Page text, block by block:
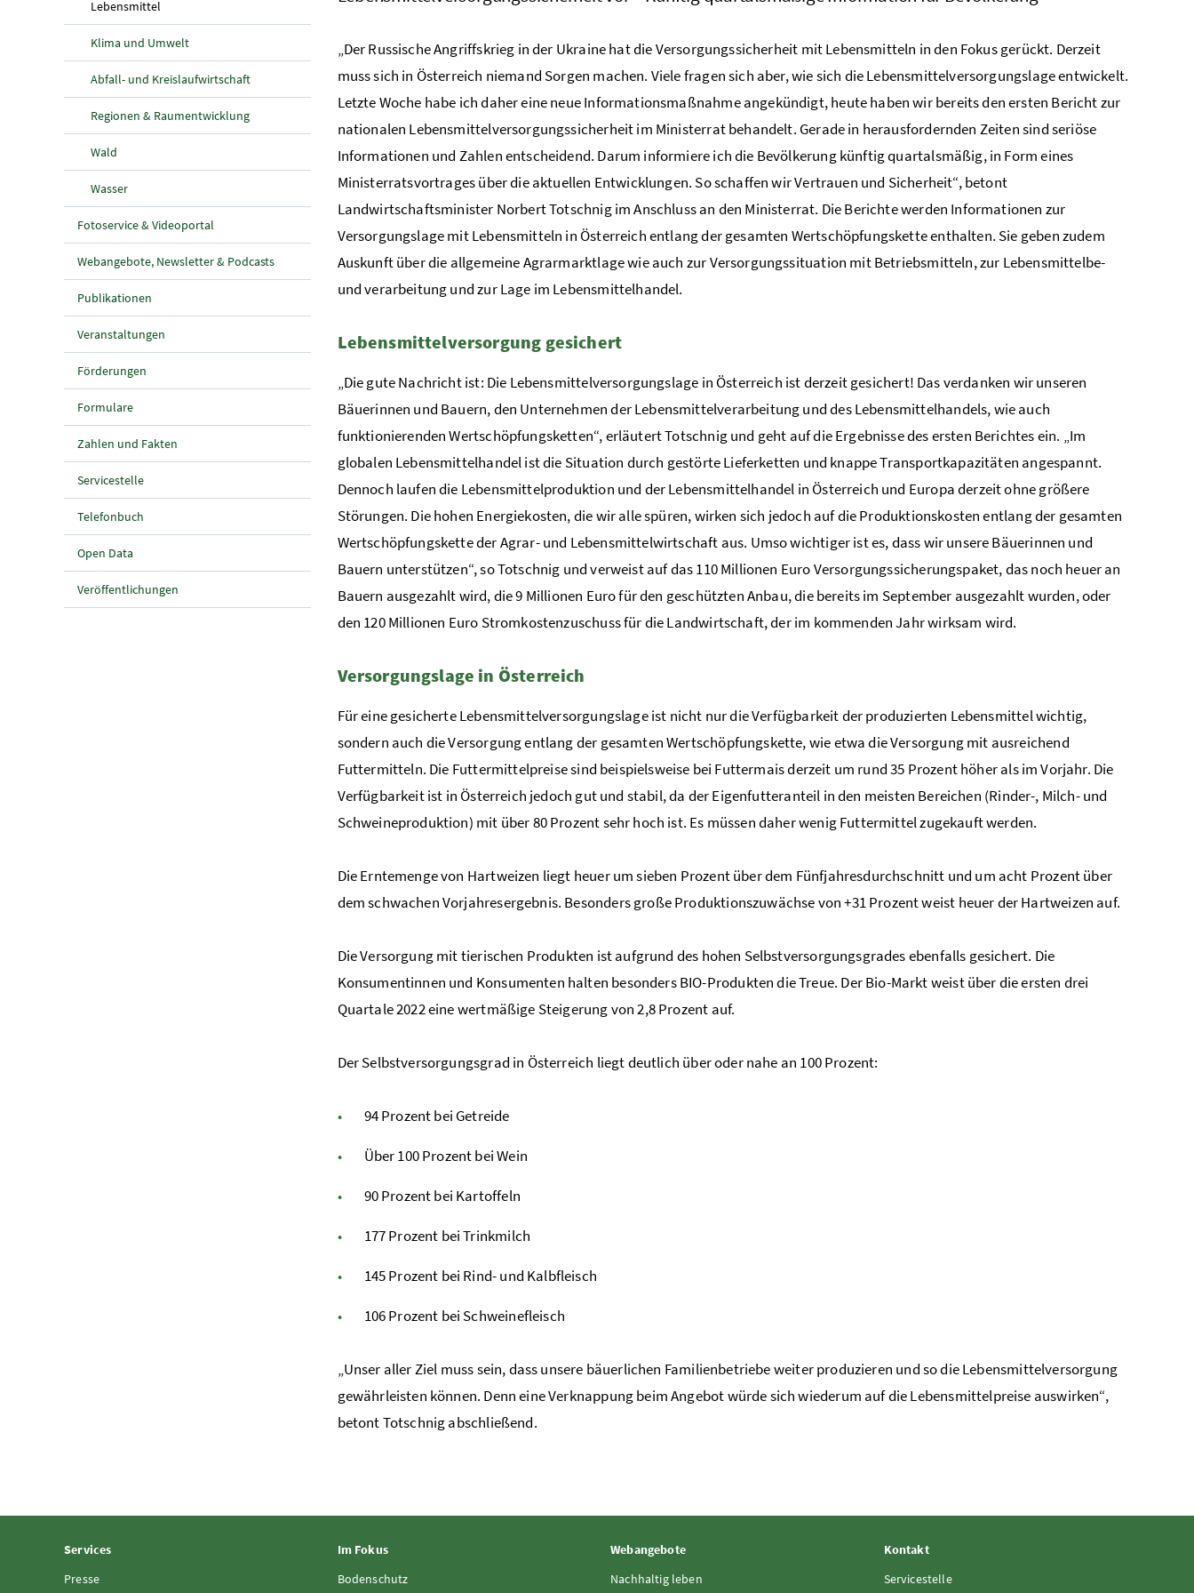
Lebensmittel(aktuelle Seite)
Klima und Umwelt
Abfall- und Kreislaufwirtschaft
Regionen & Raumentwicklung
Wald
Wasser
Fotoservice & Videoportal
Webangebote, Newsletter & Podcasts
Publikationen
Veranstaltungen
Förderungen
Formulare
Zahlen und Fakten
Servicestelle
Telefonbuch
Open Data
Veröffentlichungen
„Der Russische Angriffskrieg in der Ukraine hat die Versorgungssicherheit mit Lebensmitteln in den Fokus gerückt. Derzeit
muss sich in Österreich niemand Sorgen machen. Viele fragen sich aber, wie sich die Lebensmittelversorgungslage entwickelt.
Letzte Woche habe ich daher eine neue Informationsmaßnahme angekündigt, heute haben wir bereits den ersten Bericht zur
nationalen Lebensmittelversorgungssicherheit im Ministerrat behandelt. Gerade in herausfordernden Zeiten sind seriöse
Informationen und Zahlen entscheidend. Darum informiere ich die Bevölkerung künftig quartalsmäßig, in Form eines
Ministerratsvortrages über die aktuellen Entwicklungen. So schaffen wir Vertrauen und Sicherheit“, betont
Landwirtschaftsminister Norbert Totschnig im Anschluss an den Ministerrat. Die Berichte werden Informationen zur
Versorgungslage mit Lebensmitteln in Österreich entlang der gesamten Wertschöpfungskette enthalten. Sie geben zudem
Auskunft über die allgemeine Agrarmarktlage wie auch zur Versorgungssituation mit Betriebsmitteln, zur Lebensmittelbe-
und verarbeitung und zur Lage im Lebensmittelhandel.
Lebensmittelversorgung gesichert
„Die gute Nachricht ist: Die Lebensmittelversorgungslage in Österreich ist derzeit gesichert! Das verdanken wir unseren
Bäuerinnen und Bauern, den Unternehmen der Lebensmittelverarbeitung und des Lebensmittelhandels, wie auch
funktionierenden Wertschöpfungsketten“, erläutert Totschnig und geht auf die Ergebnisse des ersten Berichtes ein. „Im
globalen Lebensmittelhandel ist die Situation durch gestörte Lieferketten und knappe Transportkapazitäten angespannt.
Dennoch laufen die Lebensmittelproduktion und der Lebensmittelhandel in Österreich und Europa derzeit ohne größere
Störungen. Die hohen Energiekosten, die wir alle spüren, wirken sich jedoch auf die Produktionskosten entlang der gesamten
Wertschöpfungskette der Agrar- und Lebensmittelwirtschaft aus. Umso wichtiger ist es, dass wir unsere Bäuerinnen und
Bauern unterstützen“, so Totschnig und verweist auf das 110 Millionen Euro Versorgungssicherungspaket, das noch heuer an
Bauern ausgezahlt wird, die 9 Millionen Euro für den geschützten Anbau, die bereits im September ausgezahlt wurden, oder
den 120 Millionen Euro Stromkostenzuschuss für die Landwirtschaft, der im kommenden Jahr wirksam wird.
Versorgungslage in Österreich
Für eine gesicherte Lebensmittelversorgungslage ist nicht nur die Verfügbarkeit der produzierten Lebensmittel wichtig,
sondern auch die Versorgung entlang der gesamten Wertschöpfungskette, wie etwa die Versorgung mit ausreichend
Futtermitteln. Die Futtermittelpreise sind beispielsweise bei Futtermais derzeit um rund 35 Prozent höher als im Vorjahr. Die
Verfügbarkeit ist in Österreich jedoch gut und stabil, da der Eigenfutteranteil in den meisten Bereichen (Rinder-, Milch- und
Schweineproduktion) mit über 80 Prozent sehr hoch ist. Es müssen daher wenig Futtermittel zugekauft werden.
Die Erntemenge von Hartweizen liegt heuer um sieben Prozent über dem Fünfjahresdurchschnitt und um acht Prozent über
dem schwachen Vorjahresergebnis. Besonders große Produktionszuwächse von +31 Prozent weist heuer der Hartweizen auf.
Die Versorgung mit tierischen Produkten ist aufgrund des hohen Selbstversorgungsgrades ebenfalls gesichert. Die
Konsumentinnen und Konsumenten halten besonders BIO-Produkten die Treue. Der Bio-Markt weist über die ersten drei
Quartale 2022 eine wertmäßige Steigerung von 2,8 Prozent auf.
Der Selbstversorgungsgrad in Österreich liegt deutlich über oder nahe an 100 Prozent:
94 Prozent bei Getreide
Über 100 Prozent bei Wein
90 Prozent bei Kartoffeln
177 Prozent bei Trinkmilch
145 Prozent bei Rind- und Kalbfleisch
106 Prozent bei Schweinefleisch
„Unser aller Ziel muss sein, dass unsere bäuerlichen Familienbetriebe weiter produzieren und so die Lebensmittelversorgung
gewährleisten können. Denn eine Verknappung beim Angebot würde sich wiederum auf die Lebensmittelpreise auswirken“,
betont Totschnig abschließend.
Services
Presse
Im Fokus
Bodenschutz
Webangebote
Nachhaltig leben
Kontakt
Servicestelle